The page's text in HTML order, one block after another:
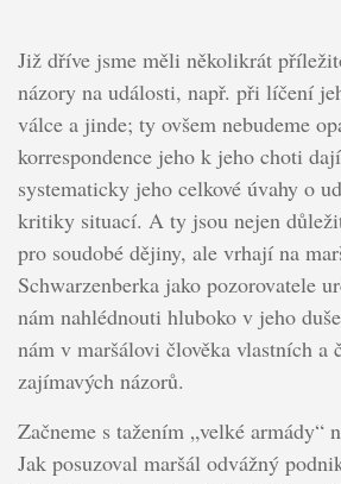
Již dříve jsme měli několikrát
názory na události, např. při líčení
válce a jinde; ty ovšem nebudeme
korrespondence jeho k jeho choti
systematicky jeho celkové úvahy o
kritiky situací. A ty jsou nejen
pro soudobé dějiny, ale vrhají na
Schwarzenberka jako pozorovatele
nám nahlédnouti hluboko v jeho
nám v maršálovi člověka vlastních a
zajímavých názorů.
Začneme s tažením „velké armády“
Jak posuzoval maršál odvážný